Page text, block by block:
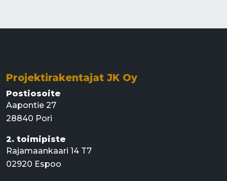
Projektirakentajat JK Oy
Postiosoite
Aapontie 27
28840 Pori
2. toimipiste
Rajamaankaari 14 T7
02920 Espoo